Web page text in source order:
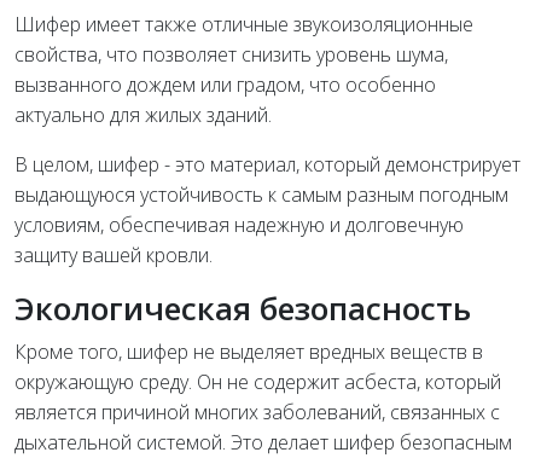
Шифер имеет также отличные звукоизоляционные
свойства, что позволяет снизить уровень шума,
вызванного дождем или градом, что особенно
актуально для жилых зданий.
В целом, шифер - это материал, который демонстрирует
выдающуюся устойчивость к самым разным погодным
условиям, обеспечивая надежную и долговечную
защиту вашей кровли.
Экологическая безопасность
Кроме того, шифер не выделяет вредных веществ в
окружающую среду. Он не содержит асбеста, который
является причиной многих заболеваний, связанных с
дыхательной системой. Это делает шифер безопасным